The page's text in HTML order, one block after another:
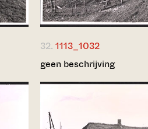
32. 1113_1032
geen beschrijving